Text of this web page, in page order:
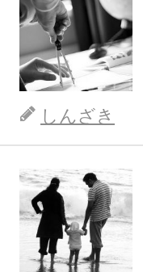
しんざき